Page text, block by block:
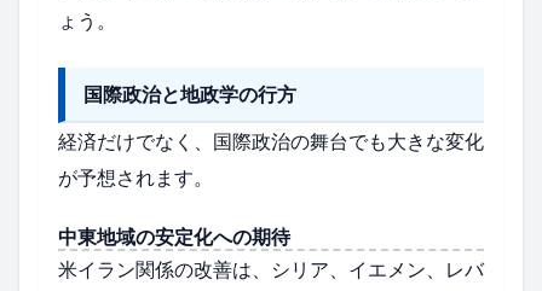
ょう。
国際政治と地政学の行方
経済だけでなく、国際政治の舞台でも大きな変化
が予想されます。
中東地域の安定化への期待
米イラン関係の改善は、シリア、イエメン、レバ